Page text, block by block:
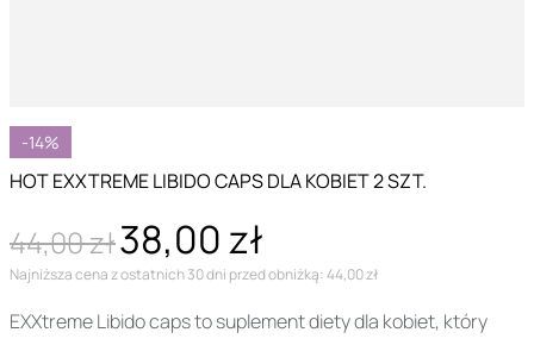
-14%
HOT EXXTREME LIBIDO CAPS DLA KOBIET 2 SZT.
44,00 zł38,00 zł
Najniższa cena z ostatnich 30 dni przed obniżką: 44,00 zł
EXXtreme Libido caps to suplement diety dla kobiet, który